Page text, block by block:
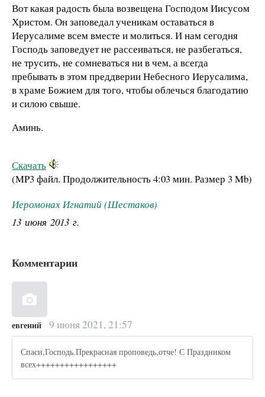
Вот какая радость была возвещена Господом Иисусом
Христом. Он заповедал ученикам оставаться в
Иерусалиме всем вместе и молиться. И нам сегодня
Господь заповедует не рассеиваться, не разбегаться,
не трусить, не сомневаться ни в чем, а всегда
пребывать в этом преддверии Небесного Иерусалима,
в храме Божием для того, чтобы облечься благодатию
и силою свыше.
Аминь.
Скачать
(MP3 файл. Продолжительность4:03 мин. Размер 3 Mb)
Иеромонах Игнатий (Шестаков)
13 июня 2013 г.
Комментарии
евгений 9 июня 2021, 21:57
Спаси,Господь.Прекрасная проповедь,отче! С Праздником
всех+++++++++++++++++